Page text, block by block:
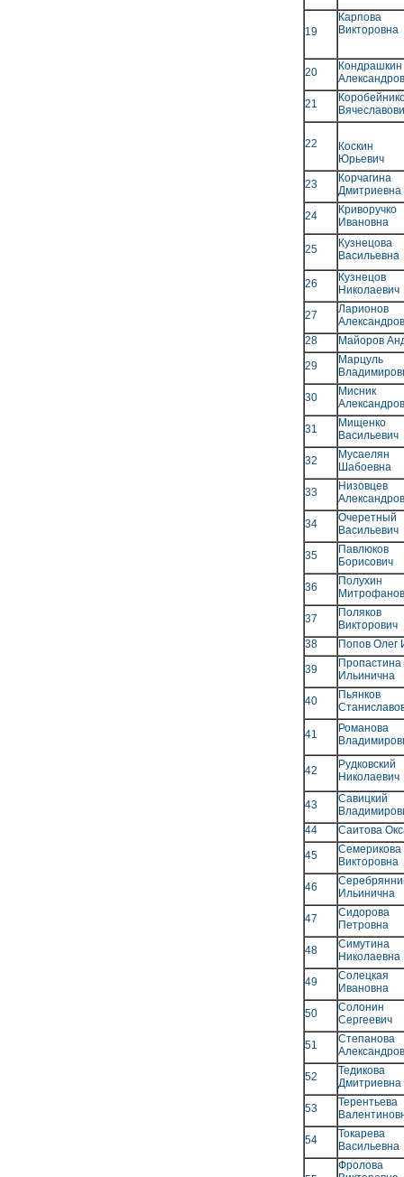
19
Викторовна
20
21
22
Коскин
Юрьевич
23
Дмитриевна
24
Ивановна
25
Васильевна
26
Николаевич
27
28
Майоров
29
30
31
Васильевич
32
Шабоевна
33
34
Васильевич
35
Борисович
36
37
Поляков
Викторович
38
Попов Олег
39
Ильинична
40
41
42
Николаевич
43
44
Саитова
45
Викторовна
46
Ильинична
47
Петровна
48
Николаевна
49
Ивановна
50
Солонин
Сергеевич
51
52
Дмитриевна
53
54
Васильевна